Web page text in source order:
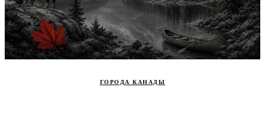
ГОРОДА КАНАДЫ